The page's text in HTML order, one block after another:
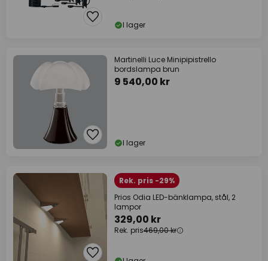
I lager
Martinelli Luce Minipipistrello
bordslampa brun
9 540,00 kr
I lager
Rek. pris -29%
Prios Odia LED-bänklampa, stål, 2
lampor
329,00 kr
Rek. pris469,00 kr